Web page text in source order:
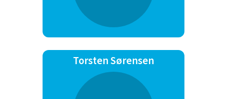
Torsten Sørensen